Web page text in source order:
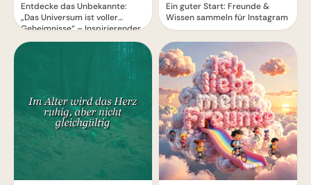
Entdecke das Unbekannte:
„Das Universum ist voller
Geheimnisse“ – Inspirierender
Spruch
Ein guter Start: Freunde &
Wissen sammeln für Instagram